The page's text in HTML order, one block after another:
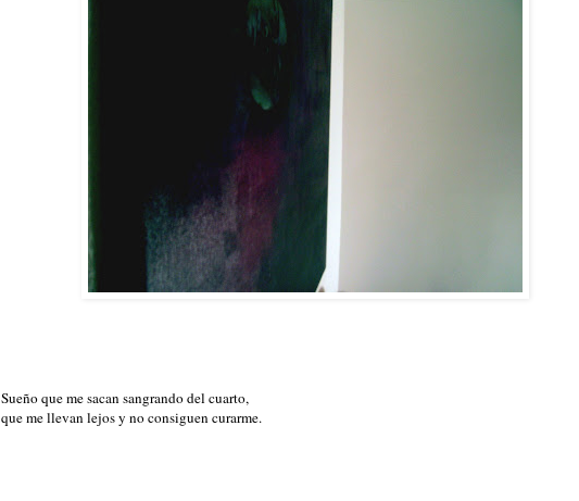
Sueño que me sacan sangrando del cuarto,
que me llevan lejos y no consiguen curarme.